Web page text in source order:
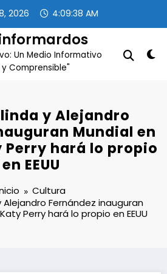
2026 4:09:39 AM
Un Medio Informativo
Comprensible"
y Alejandro
Mundial en
Perry hará lo propio
en EEUU
Cultura
Alejandro Fernández inauguran
Perry hará lo propio en EEUU